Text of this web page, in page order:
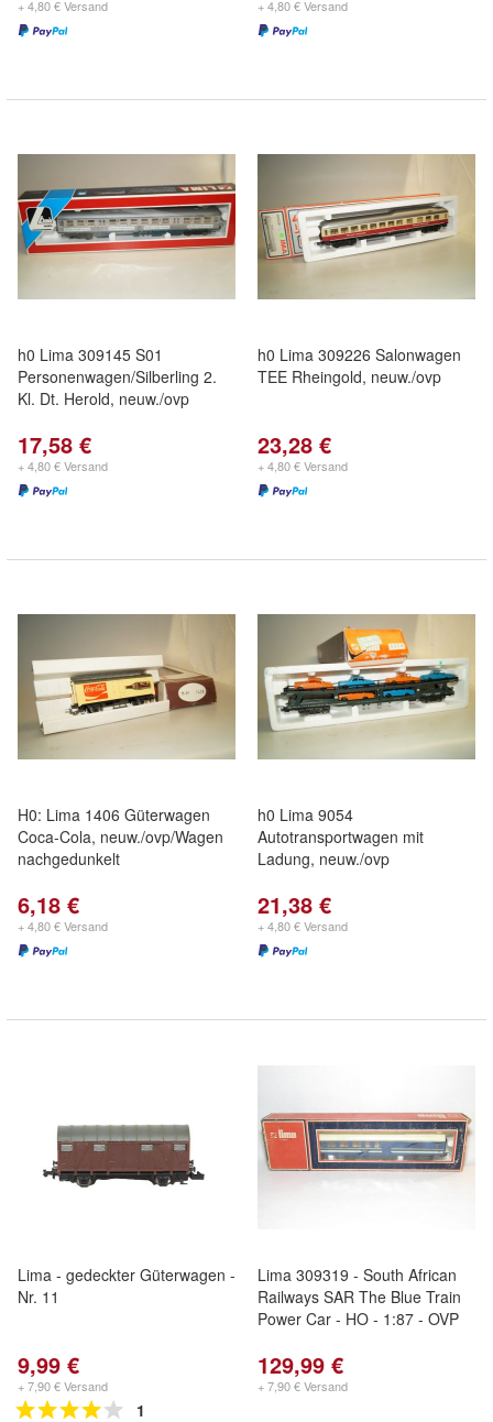
+ 4,80 € Versand + 4,80 € Versand
h0 Lima 309145 S01
Personenwagen/Silberling 2.
Kl. Dt. Herold, neuw./ovp
17,58 €
+ 4,80 € Versand
h0 Lima 309226 Salonwagen
TEE Rheingold, neuw./ovp
23,28 €
+ 4,80 € Versand
H0: Lima 1406 Güterwagen
Coca-Cola, neuw./ovp/Wagen
nachgedunkelt
6,18 €
+ 4,80 € Versand
h0 Lima 9054
Autotransportwagen mit
Ladung, neuw./ovp
21,38 €
+ 4,80 € Versand
Lima - gedeckter Güterwagen -
Nr. 11
9,99 €
+ 7,90 € Versand
1
Lima 309319 - South African
Railways SAR The Blue Train
Power Car - HO - 1:87 - OVP
129,99 €
+ 7,90 € Versand